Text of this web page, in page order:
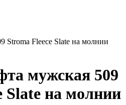
Stroma Fleece Slate на молнии
мужская 509
Slate на молнии